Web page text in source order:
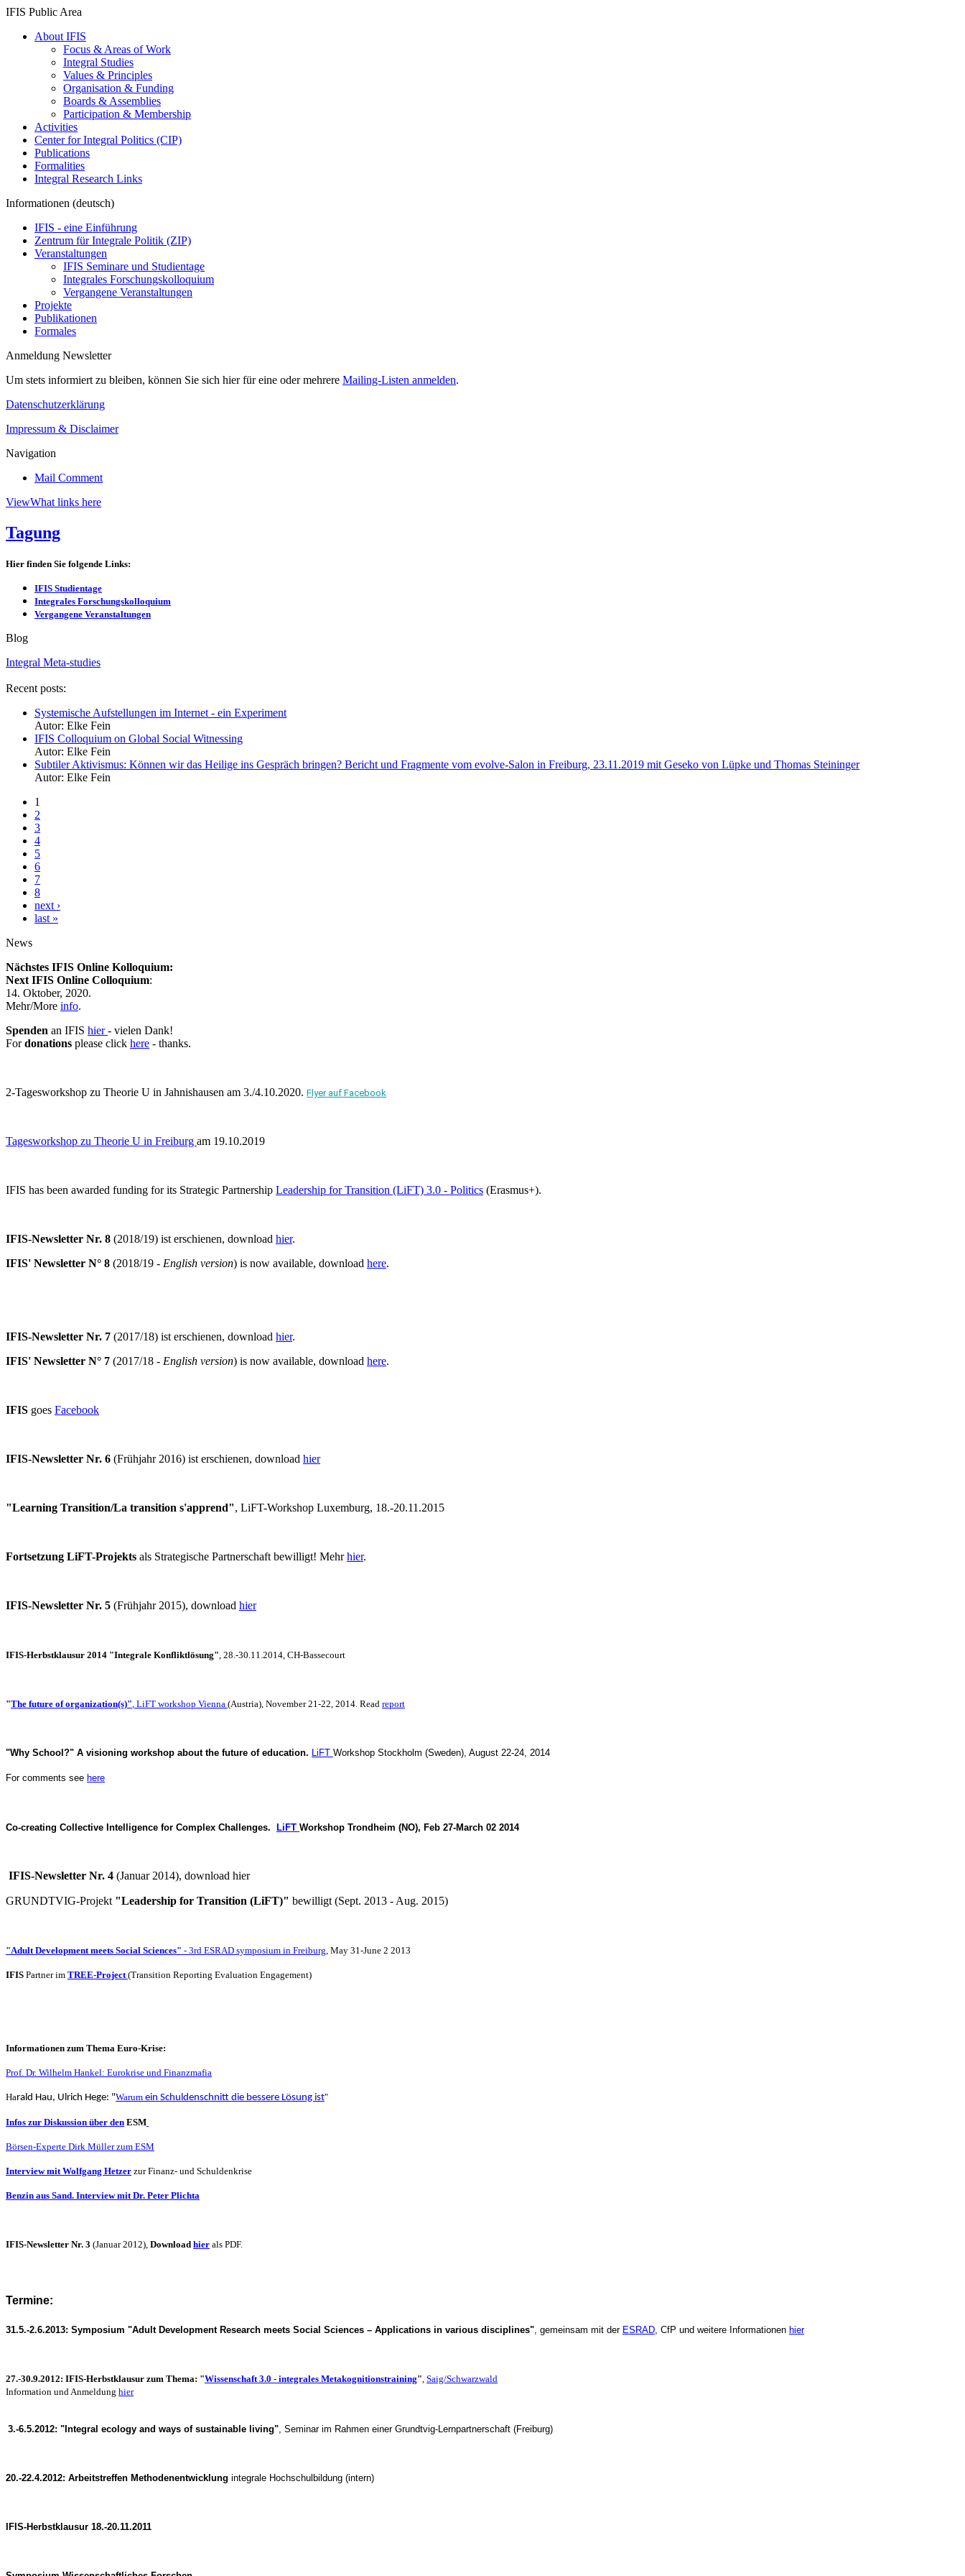
IFIS Public Area
About IFIS
Focus & Areas of Work
Integral Studies
Values & Principles
Organisation & Funding
Boards & Assemblies
Participation & Membership
Activities
Center for Integral Politics (CIP)
Publications
Formalities
Integral Research Links
Informationen (deutsch)
IFIS - eine Einführung
Zentrum für Integrale Politik (ZIP)
Veranstaltungen
IFIS Seminare und Studientage
Integrales Forschungskolloquium
Vergangene Veranstaltungen
Projekte
Publikationen
Formales
Anmeldung Newsletter
Um stets informiert zu bleiben, können Sie sich hier für eine oder mehrere Mailing-Listen anmelden.
Datenschutzerklärung
Impressum & Disclaimer
Navigation
Mail Comment
ViewWhat links here
Tagung
Hier finden Sie folgende Links:
IFIS Studientage
Integrales Forschungskolloquium
Vergangene Veranstaltungen
Blog
Integral Meta-studies
Recent posts:
Systemische Aufstellungen im Internet - ein Experiment
Autor: Elke Fein
IFIS Colloquium on Global Social Witnessing
Autor: Elke Fein
Subtiler Aktivismus: Können wir das Heilige ins Gespräch bringen? Bericht und Fragmente vom evolve-Salon in Freiburg, 23.11.2019 mit Geseko von Lüpke und Thomas Steininger
Autor: Elke Fein
1
2
3
4
5
6
7
8
next ›
last »
News
Nächstes IFIS Online Kolloquium:
Next IFIS Online Colloquium:
14. Oktober, 2020.
Mehr/More info.
Spenden an IFIS hier- vielen Dank!
Fordonations please click here - thanks.
2-Tagesworkshop zu Theorie U in Jahnishausen am 3./4.10.2020. Flyer auf Facebook
Tagesworkshop zu Theorie U in Freiburg am 19.10.2019
IFIS has been awarded funding for its Strategic Partnership Leadership for Transition (LiFT) 3.0 - Politics (Erasmus+).
IFIS-Newsletter Nr. 8 (2018/19) ist erschienen, download hier.
IFIS' Newsletter N° 8 (2018/19 - English version) is now available, download here.
IFIS-Newsletter Nr. 7 (2017/18) ist erschienen, download hier.
IFIS' Newsletter N° 7 (2017/18 - English version) is now available, download here.
IFIS goes Facebook
IFIS-Newsletter Nr. 6 (Frühjahr 2016) ist erschienen, download hier
"Learning Transition/La transition s'apprend", LiFT-Workshop Luxemburg, 18.-20.11.2015
Fortsetzung LiFT-Projekts als Strategische Partnerschaft bewilligt! Mehrhier.
IFIS-Newsletter Nr. 5 (Frühjahr 2015), download hier
IFIS-Herbstklausur 2014 "Integrale Konfliktlösung" , 28.-30.11.2014, CH-Bassecourt
"The future of organization(s)" , LiFT workshop Vienna (Austria), November 21-22, 2014. Read report
"Why School?" A visioning workshop about the future of education. LiFT Workshop Stockholm (Sweden), August 22-24, 2014
For comments see here
Co-creating Collective Intelligence for Complex Challenges. LiFT Workshop Trondheim (NO), Feb 27-March 02 2014
IFIS-Newsletter Nr. 4 (Januar 2014), download hier
GRUNDTVIG-Projekt "Leadership for Transition (LiFT)" bewilligt (Sept. 2013 - Aug. 2015)
"Adult Development meets Social Sciences" - 3rd ESRAD symposium in Freiburg , May 31-June 2 2013
IFIS Partner im TREE-Project (Transition Reporting Evaluation Engagement)
Informationen zum Thema Euro-Krise:
Prof. Dr. Wilhelm Hankel: Eurokrise und Finanzmafia
Harald Hau, Ulrich Hege: "Warum ein Schuldenschnitt die bessere Lösung ist"
Infos zur Diskussion über den ESM
Börsen-Experte Dirk Müller zum ESM
Interview mit Wolfgang Hetzer zur Finanz- und Schuldenkrise
Benzin aus Sand. Interview mit Dr. Peter Plichta
IFIS-Newsletter Nr. 3 (Januar 2012), Download hier als PDF.
Termine:
31.5.-2.6.2013: Symposium "Adult Development Research meets Social Sciences – Applications in various disciplines" gemeinsam mit der ESRAD , CfP und weitere Informationen hier
27.-30.9.2012: IFIS-Herbstklausur zum Thema: "Wissenschaft 3.0 - integrales Metakognitionstraining" Saig/Schwarzwald
Information und Anmeldung hier
3.-6.5.2012: "Integral ecology and ways of sustainable living" , Seminar im Rahmen einer Grundtvig-Lernpartnerschaft (Freiburg)
20.-22.4.2012: Arbeitstreffen Methodenentwicklung integrale Hochschulbildung (intern)
IFIS-Herbstklausur 18.-20.11.2011